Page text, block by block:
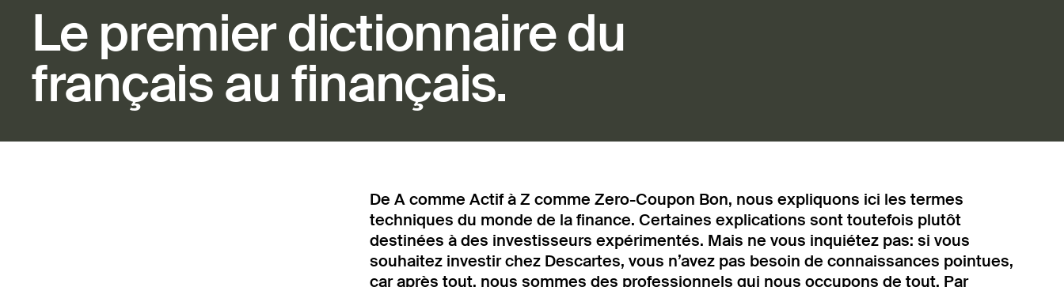
Le premier dictionnaire du
français au finançais.
De A comme Actif à Z comme Zero-Coupon Bon, nous expliquons ici les termes
techniques du monde de la finance. Certaines explications sont toutefois plutôt
destinées à des investisseurs expérimentés. Mais ne vous inquiétez pas: si vous
souhaitez investir chez Descartes, vous n’avez pas besoin de connaissances pointues,
car après tout, nous sommes des professionnels qui nous occupons de tout. Par